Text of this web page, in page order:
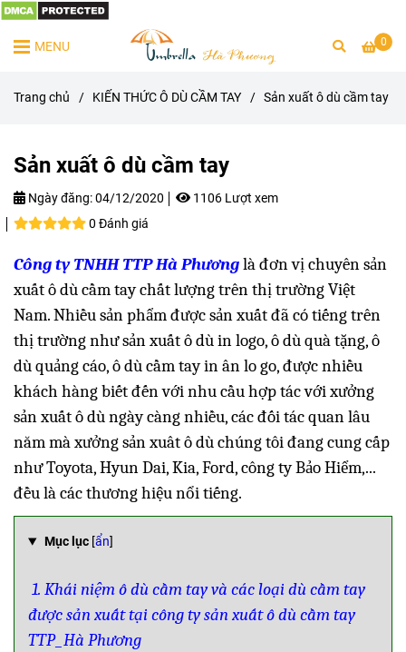
0
MENU
Trang chủ / KIẾN THỨC Ô DÙ CẦM TAY / Sản xuất ô dù cầm tay
Sản xuất ô dù cầm tay
Ngày đăng:04/12/2020
1106 Lượt xem
0 Đánh giá
Công ty TNHH TTP Hà Phươnglà đơn vị chuyên sản
xuất ô dù cầm tay chất lượng trên thị trường Việt
Nam. Nhiều sản phẩm được sản xuất đã có tiếng trên
thị trường như sản xuất ô dù in logo, ô dù quà tặng, ô
dù quảng cáo, ô dù cầm tay in ân lo go, được nhiều
khách hàng biết đến với nhu cầu hợp tác với xưởng
sản xuất ô dù ngày càng nhiều, các đối tác quan lâu
năm mà xưởng sản xuât ô dù chúng tôi đang cung cấp
như Toyota, Hyun Dai, Kia, Ford, công ty Bảo Hiểm,...
đều là các thương hiệu nổi tiếng.
Mục lục [ẩn]
1. Khái niệm ô dù cầm tay và các loại dù cầm tay
được sản xuất tại công ty sản xuất ô dù cầm tay
TTP_Hà Phương